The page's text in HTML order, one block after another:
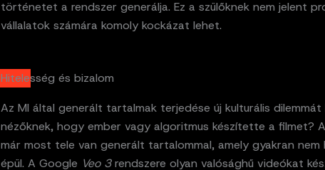
történetet a rendszer generálja. Ez a szülőknek nem jelent
vállalatok számára komoly kockázat lehet.
Hitelesség és bizalom
Az MI által generált tartalmak terjedése új kulturális
nézőknek, hogy ember vagy algoritmus készítette a filmet?
már most tele van generált tartalommal, amely gyakran nem
épül. A Google Veo 3rendszere olyan valósághű videókat